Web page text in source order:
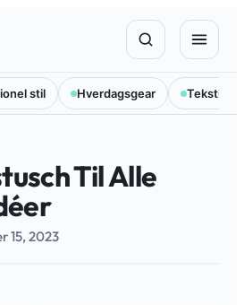
stil Hverdagsgear
Til Alle
15, 2023